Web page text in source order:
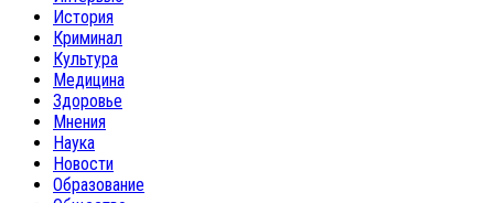
История
Криминал
Культура
Медицина
Здоровье
Мнения
Наука
Новости
Образование